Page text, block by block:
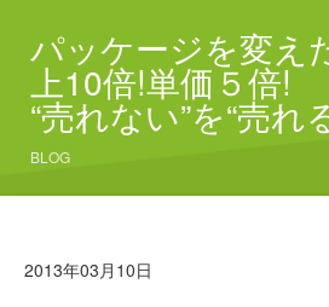
パッケージを変え
上10倍!単価５倍!
“売れない”を“売れ
BLOG
2013年03月10日